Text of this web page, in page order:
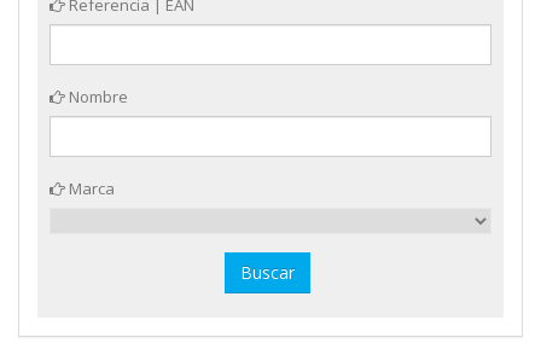
Referencia | EAN
Nombre
Marca